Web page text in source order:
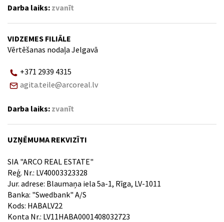
Darba laiks: zvanīt
VIDZEMES FILIĀLE
Vērtēšanas nodaļa Jelgavā
+371 2939 4315
agita.teile@arcoreal.lv
Darba laiks: zvanīt
UZŅĒMUMA REKVIZĪTI
SIA "ARCO REAL ESTATE"
Reģ. Nr.: LV40003323328
Jur. adrese: Blaumaņa iela 5a-1, Rīga, LV-1011
Banka: "Swedbank" A/S
Kods: HABALV22
Konta Nr.: LV11HABA0001408032723